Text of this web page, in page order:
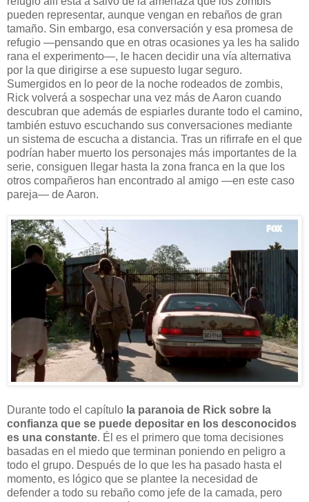
pueden representar, aunque vengan en rebaños de gran
tamaño. Sin embargo, esa conversación y esa promesa de
refugio —pensando que en otras ocasiones ya les ha salido
rana el experimento—, le hacen decidir una vía alternativa
por la que dirigirse a ese supuesto lugar seguro.
Sumergidos en lo peor de la noche rodeados de zombis,
Rick volverá a sospechar una vez más de Aaron cuando
descubran que además de espiarles durante todo el camino,
también estuvo escuchando sus conversaciones mediante
un sistema de escucha a distancia. Tras un rifirrafe en el que
podrían haber muerto los personajes más importantes de la
serie, consiguen llegar hasta la zona franca en la que los
otros compañeros han encontrado al amigo —en este caso
pareja— de Aaron.
Durante todo el capítulo la paranoia de Rick sobre la
confianza que se puede depositar en los desconocidos
es una constante. Él es el primero que toma decisiones
basadas en el miedo que terminan poniendo en peligro a
todo el grupo. Después de lo que les ha pasado hasta el
momento, es lógico que se plantee la necesidad de
defender a todo su rebaño como jefe de la camada, pero